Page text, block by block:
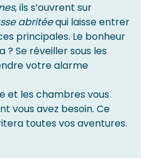
, ils s’ouvrent sur
abritéequi laisse entrer
principales. Le bonheur
Se réveiller sous les
votre alarme
et les chambres vous
vous avez besoin. Ce
toutes vos aventures.